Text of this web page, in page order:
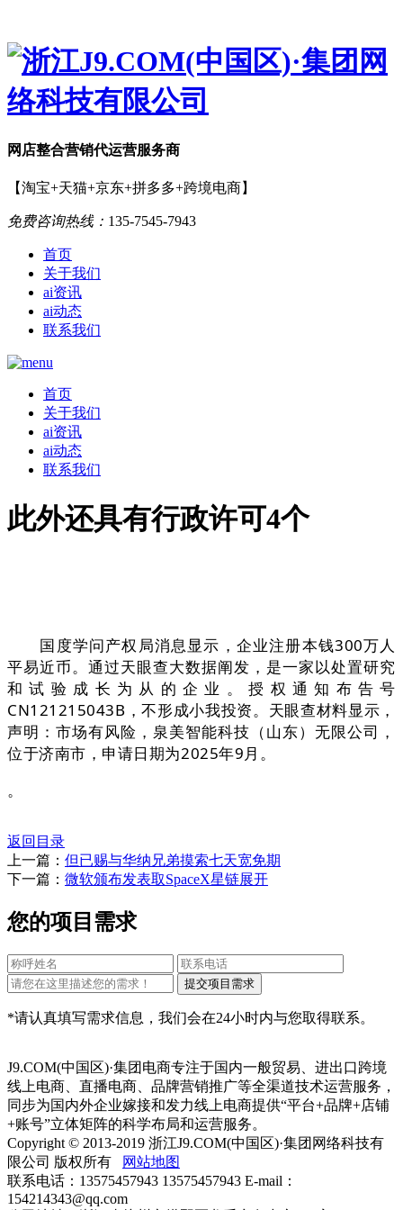
网店整合营销代运营服务商
【淘宝+天猫+京东+拼多多+跨境电商】
免费咨询热线： 135-7545-7943
首页
关于我们
ai资讯
ai动态
联系我们
首页
关于我们
ai资讯
ai动态
联系我们
此外还具有行政许可4个
国度学问产权局消息显示，企业注册本钱300万人
平易近币。通过天眼查大数据阐发，是一家以处置研究
和试验成长为从的企业。授权通知布告号
CN121215043B，不形成小我投资。天眼查材料显示，
声明：市场有风险，泉美智能科技（山东）无限公司，
位于济南市，申请日期为2025年9月。
。
返回目录
上一篇： 但已赐与华纳兄弟摸索七天宽免期
下一篇： 微软颁布发表取SpaceX星链展开
您的项目需求
*请认真填写需求信息，我们会在24小时内与您取得联系。
J9.COM(中国区)·集团电商专注于国内一般贸易、进出口跨境
线上电商、直播电商、品牌营销推广等全渠道技术运营服务，
同步为国内外企业嫁接和发力线上电商提供“平台+品牌+店铺
+账号”立体矩阵的科学布局和运营服务。
Copyright © 2013-2019 浙江J9.COM(中国区)·集团网络科技有
限公司 版权所有
网站地图
联系电话：13575457943 13575457943 E-mail：
154214343@qq.com